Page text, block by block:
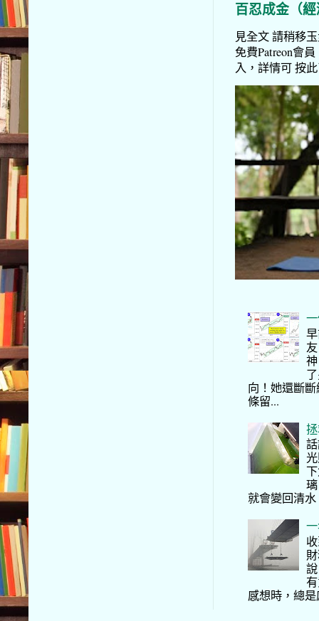
百忍成金（
見全文 請稍移
免費Patreon會
入，詳情可 按
向！她還斷
條留...
就會變回清
感想時，總